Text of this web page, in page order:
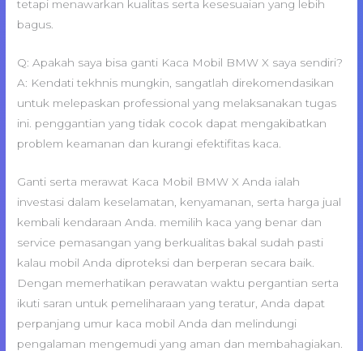
tetapi menawarkan kualitas serta kesesuaian yang lebih
bagus.
Q: Apakah saya bisa ganti Kaca Mobil BMW X saya sendiri?
A: Kendati tekhnis mungkin, sangatlah direkomendasikan
untuk melepaskan professional yang melaksanakan tugas
ini. penggantian yang tidak cocok dapat mengakibatkan
problem keamanan dan kurangi efektifitas kaca.
Ganti serta merawat Kaca Mobil BMW X Anda ialah
investasi dalam keselamatan, kenyamanan, serta harga jual
kembali kendaraan Anda. memilih kaca yang benar dan
service pemasangan yang berkualitas bakal sudah pasti
kalau mobil Anda diproteksi dan berperan secara baik.
Dengan memerhatikan perawatan waktu pergantian serta
ikuti saran untuk pemeliharaan yang teratur, Anda dapat
perpanjang umur kaca mobil Anda dan melindungi
pengalaman mengemudi yang aman dan membahagiakan.